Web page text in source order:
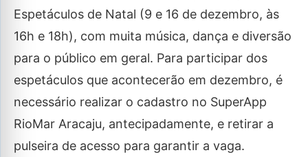
Espetáculos de Natal (9 e 16 de dezembro, às
16h e 18h), com muita música, dança e diversão
para o público em geral. Para participar dos
espetáculos que acontecerão em dezembro, é
necessário realizar o cadastro no SuperApp
RioMar Aracaju, antecipadamente, e retirar a
pulseira de acesso para garantir a vaga.